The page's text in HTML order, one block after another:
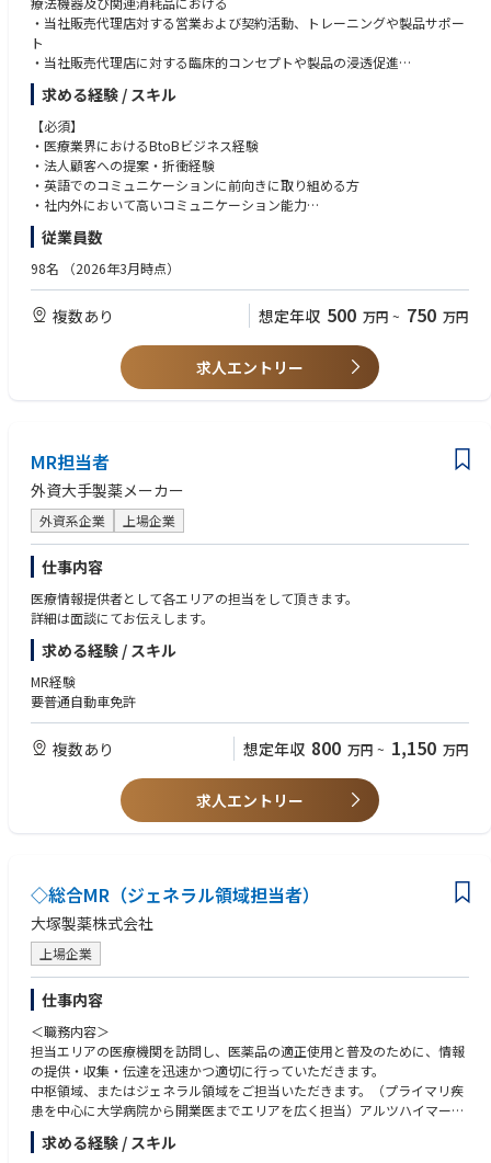
一人として是非ご参加ください。
・当社販売代理店対する営業および契約活動、トレーニングや製品サポー
ト
・当社販売代理店に対する臨床的コンセプトや製品の浸透促進
・担当領域における拡販施策の立案・遂行並びに市場動向の情報収集
求める経験 / スキル
【必須】
・医療業界におけるBtoBビジネス経験
・法人顧客への提案・折衝経験
・英語でのコミュニケーションに前向きに取り組める方
・社内外において高いコミュニケーション能力
・チームとしての活動に抵抗のない方
【尚可】
・人工呼吸器などの呼吸領域および/もしくは麻酔領域の知見
・在宅医療（在宅酸素・在宅人工呼吸等）の経験
・新規事業や新製品の立ち上げに関わった経験
・マーケティング経験者
・英語を用いた業務経験（目安：TOEIC 730点以上）
従業員数
98名 （2026年3月時点）
複数あり 想定年収 500 万円 ~ 750 万円
求人エントリー
MR担当者
外資大手製薬メーカー
外資系企業 上場企業
仕事内容
医療情報提供者として各エリアの担当をして頂きます。
詳細は面談にてお伝えします。
求める経験 / スキル
MR経験
要普通自動車免許
複数あり 想定年収 800 万円 ~ 1,150 万円
求人エントリー
◇総合MR（ジェネラル領域担当者）
大塚製薬株式会社
上場企業
仕事内容
＜職務内容＞
担当エリアの医療機関を訪問し、医薬品の適正使用と普及のために、情報
の提供・収集・伝達を迅速かつ適切に行っていただきます。
中枢領域、またはジェネラル領域をご担当いただきます。（プライマリ疾
患を中心に大学病院から開業医までエリアを広く担当）アルツハイマー型
認知症・高血圧・高脂血症、逆流性食道炎、アトピー
求める経験 / スキル